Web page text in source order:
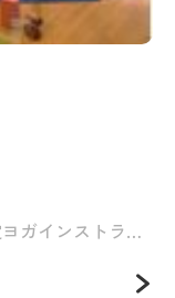
松岡綾子（全米ヨガアライアンス認定ヨガインストラクター）